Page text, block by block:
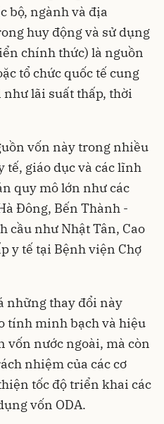
bộ, ngành và địa
huy động và sử dụng
chính thức) là nguồn
tổ chức quốc tế cung
lãi suất thấp, thời
vốn này trong nhiều
tế, giáo dục và các lĩnh
quy mô lớn như các
Đông, Bến Thành -
cầu như Nhật Tân, Cao
y tế tại Bệnh viện Chợ
những thay đổi này
tính minh bạch và hiệu
vốn nước ngoài, mà còn
nhiệm của các cơ
tốc độ triển khai các
vốn ODA.